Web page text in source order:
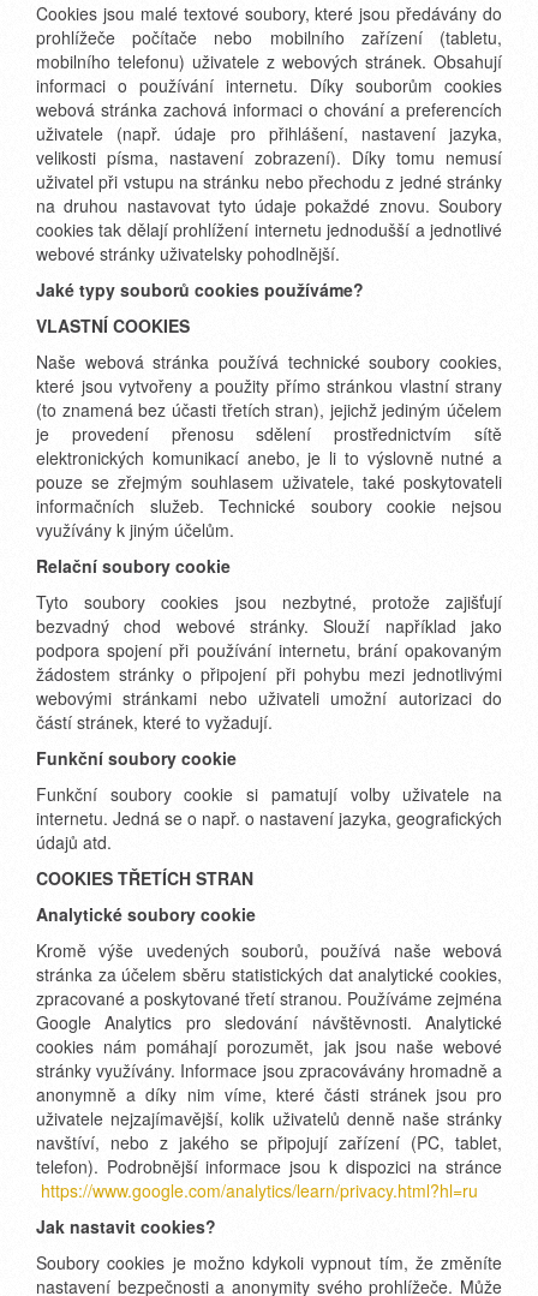
Cookies jsou malé textové soubory, které jsou předávány do
prohlížeče počítače nebo mobilního zařízení (tabletu,
mobilního telefonu) uživatele z webových stránek. Obsahují
informaci o používání internetu. Díky souborům cookies
webová stránka zachová informaci o chování a preferencích
uživatele (např. údaje pro přihlášení, nastavení jazyka,
velikosti písma, nastavení zobrazení). Díky tomu nemusí
uživatel při vstupu na stránku nebo přechodu z jedné stránky
na druhou nastavovat tyto údaje pokaždé znovu. Soubory
cookies tak dělají prohlížení internetu jednodušší a jednotlivé
webové stránky uživatelsky pohodlnější.
Jaké typy souborů cookies používáme?
VLASTNÍ COOKIES
Naše webová stránka používá technické soubory cookies,
které jsou vytvořeny a použity přímo stránkou vlastní strany
(to znamená bez účasti třetích stran), jejichž jediným účelem
je provedení přenosu sdělení prostřednictvím sítě
elektronických komunikací anebo, je li to výslovně nutné a
pouze se zřejmým souhlasem uživatele, také poskytovateli
informačních služeb. Technické soubory cookie nejsou
využívány k jiným účelům.
Relační soubory cookie
Tyto soubory cookies jsou nezbytné, protože zajišťují
bezvadný chod webové stránky. Slouží například jako
podpora spojení při používání internetu, brání opakovaným
žádostem stránky o připojení při pohybu mezi jednotlivými
webovými stránkami nebo uživateli umožní autorizaci do
částí stránek, které to vyžadují.
Funkční soubory cookie
Funkční soubory cookie si pamatují volby uživatele na
internetu. Jedná se o např. o nastavení jazyka, geografických
údajů atd.
COOKIES TŘETÍCH STRAN
Analytické soubory cookie
Kromě výše uvedených souborů, používá naše webová
stránka za účelem sběru statistických dat analytické cookies,
zpracované a poskytované třetí stranou. Používáme zejména
Google Analytics pro sledování návštěvnosti. Analytické
cookies nám pomáhají porozumět, jak jsou naše webové
stránky využívány. Informace jsou zpracovávány hromadně a
anonymně a díky nim víme, které části stránek jsou pro
uživatele nejzajímavější, kolik uživatelů denně naše stránky
navštíví, nebo z jakého se připojují zařízení (PC, tablet,
telefon). Podrobnější informace jsou k dispozici na stránce
https://www.google.com/analytics/learn/privacy.html?hl=ru
Jak nastavit cookies?
Soubory cookies je možno kdykoli vypnout tím, že změníte
nastavení bezpečnosti a anonymity svého prohlížeče. Může